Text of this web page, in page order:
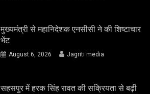
मुख्यमंत्री से महानिदेशक एनसीसी ने की शिष्टाचार
भेंट
August 6, 2026 Jagriti media
सहसपुर में हरक सिंह रावत की सक्रियता से बढ़ी